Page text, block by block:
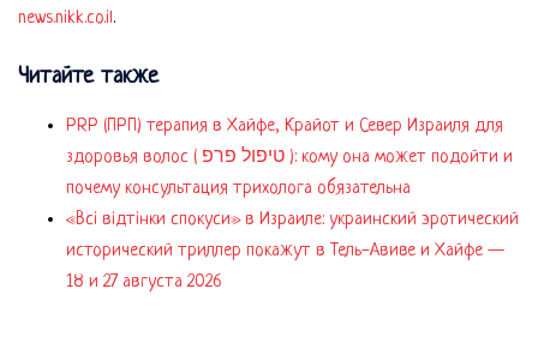
news.nikk.co.il.
Читайте также
PRP (ПРП) терапия в Хайфе, Крайот и Север Израиля для
здоровья волос ( טיפול פרפ ): кому она может подойти и
почему консультация трихолога обязательна
«Всі відтінки спокуси» в Израиле: украинский эротический
исторический триллер покажут в Тель-Авиве и Хайфе —
18 и 27 августа 2026